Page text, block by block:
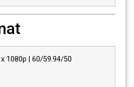
1080p | 60/59.94/50